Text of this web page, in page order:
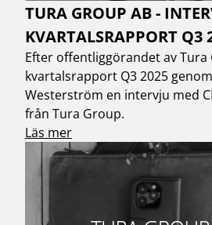
TURA GROUP AB -
KVARTALSRAPPORT Q3
Efter offentliggörandet av Tura
kvartalsrapport Q3 2025
Westerström en intervju med
från Tura Group.
Läs mer